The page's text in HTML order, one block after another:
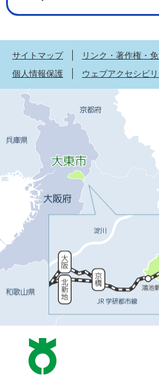
サイトマップ
リンク・著作権・
個人情報保護
ウェブアクセシビリ